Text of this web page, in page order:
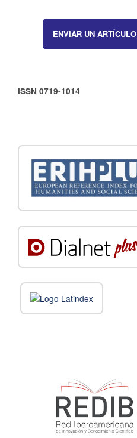
ENVIAR UN ARTÍCULO
ISSN 0719-1014